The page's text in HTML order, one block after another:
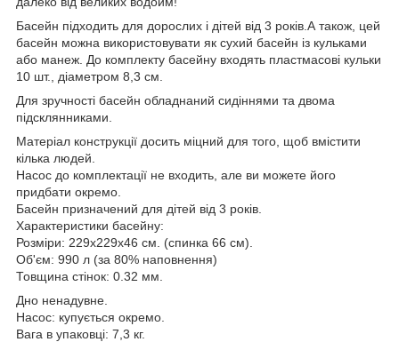
Басейн підходить для дорослих і дітей від 3 років.А також, цей
басейн можна використовувати як сухий басейн із кульками
або манеж. До комплекту басейну входять пластмасові кульки
10 шт., діаметром 8,3 см.
Для зручності басейн обладнаний сидіннями та двома
підсклянниками.
Матеріал конструкції досить міцний для того, щоб вмістити
кілька людей.
Насос до комплектації не входить, але ви можете його
придбати окремо.
Басейн призначений для дітей від 3 років.
Характеристики басейну:
Розміри: 229x229х46 см. (спинка 66 см).
Об'єм: 990 л (за 80% наповнення)
Товщина стінок: 0.32 мм.
Дно ненадувне.
Насос: купується окремо.
Вага в упаковці: 7,3 кг.